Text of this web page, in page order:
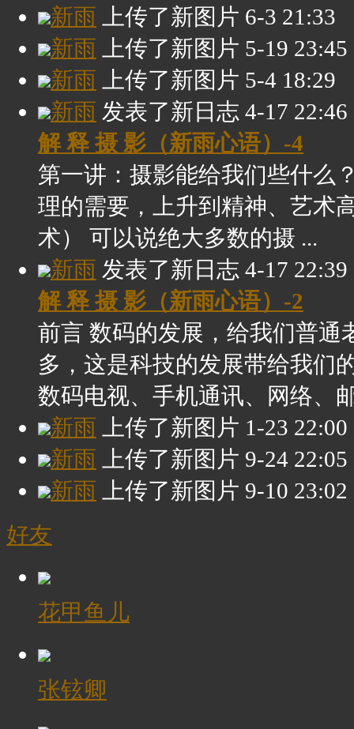
新雨 上传了新图片 6-3 21:33
新雨 上传了新图片 5-19 23:45
新雨 上传了新图片 5-4 18:29
新雨 发表了新日志 4-17 22:46
解 释 摄 影（新雨心语）-4
第一讲：摄影能给我们些什么
理的需要，上升到精神、艺术
术） 可以说绝大多数的摄 ...
新雨 发表了新日志 4-17 22:39
解 释 摄 影（新雨心语）-2
前言 数码的发展，给我们普通
多，这是科技的发展带给我们
数码电视、手机通讯、网络、
新雨 上传了新图片 1-23 22:00
新雨 上传了新图片 9-24 22:05
新雨 上传了新图片 9-10 23:02
好友
花甲鱼儿
张铉卿